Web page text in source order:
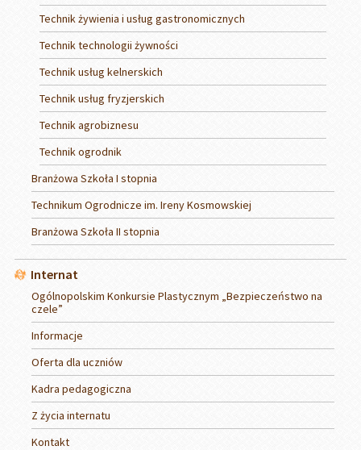
Technik żywienia i usług gastronomicznych
Technik technologii żywności
Technik usług kelnerskich
Technik usług fryzjerskich
Technik agrobiznesu
Technik ogrodnik
Branżowa Szkoła I stopnia
Technikum Ogrodnicze im. Ireny Kosmowskiej
Branżowa Szkoła II stopnia
Internat
Ogólnopolskim Konkursie Plastycznym „Bezpieczeństwo na
czele”
Informacje
Oferta dla uczniów
Kadra pedagogiczna
Z życia internatu
Kontakt